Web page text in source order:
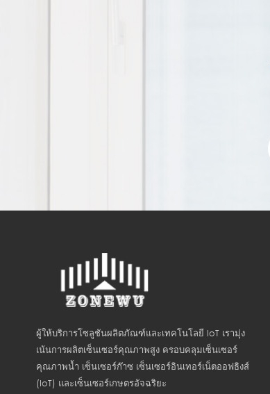
ผู้ให้บริการโซลูชันผลิตภัณฑ์และเทคโนโลยี IoT เรามุ่ง
เน้นการผลิตเซ็นเซอร์คุณภาพสูง ครอบคลุมเซ็นเซอร์
คุณภาพน้ำ เซ็นเซอร์ก๊าซ เซ็นเซอร์อินเทอร์เน็ตออฟธิงส์
(IoT) และเซ็นเซอร์เกษตรอัจฉริยะ